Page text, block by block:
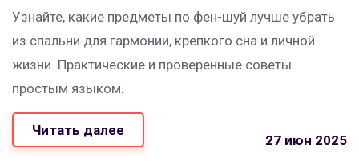
Узнайте, какие предметы по фен-шуй лучше убрать
из спальни для гармонии, крепкого сна и личной
жизни. Практические и проверенные советы
простым языком.
Читать далее
27 июн 2025